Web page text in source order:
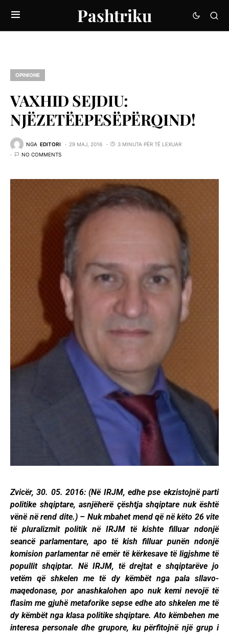
Pashtriku
OPINIONE
VAXHID SEJDIU:
NJËZETËEPESËPËRQIND!
NGA EDITORI 29 MAJ, 2016
3 MINUTA PËR TË LEXUAR
NO COMMENTS
Zvicër, 30. 05. 2016: (Në IRJM, edhe pse ekzistojnë parti
politike shqiptare, asnjëherë çështja shqiptare nuk është
vënë në rend dite.) – Nuk mbahet mend që në këto 26 vite
të pluralizmit politik në IRJM të kishte filluar ndonjë
seancë parlamentare, apo të kish filluar punën ndonjë
komision parlamentar në emër të kërkesave të ligjshme të
popullit shqiptar. Në IRJM, të drejtat e shqiptarëve jo
vetëm që shkelen me të dy këmbët nga pala sllavo-
maqedonase, por anashkalohen apo nuk kemi nevojë të
flasim me gjuhë metaforike sepse edhe ato shkelen me të
dy këmbët nga klasa politike shqiptare. Ato këmbehen me
interesa personale dhe grupore, ku përfitojnë një grup i